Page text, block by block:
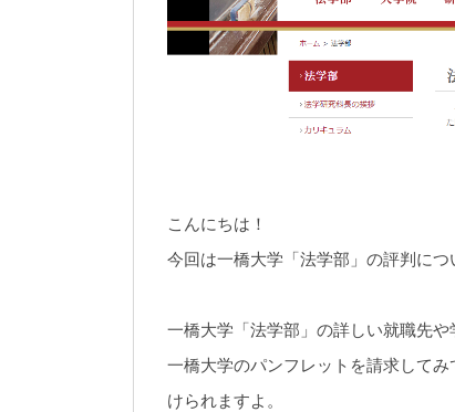
こんにちは！
今回は一橋大学「法学部」の評判に
一橋大学「法学部」の詳しい就職先
一橋大学のパンフレットを請求して
けられますよ。